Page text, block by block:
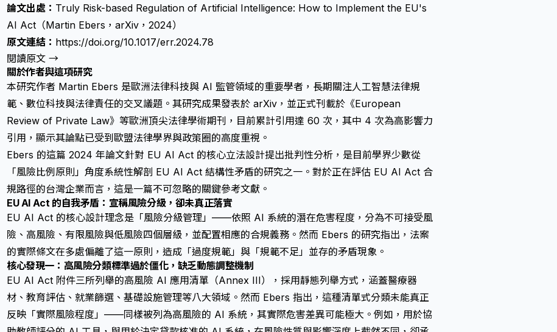
論文出處： Truly Risk-based Regulation of Artificial Intelligence: How to Implement the EU's
AI Act（Martin Ebers，arXiv，2024）
原文連結： https://doi.org/10.1017/err.2024.78
閱讀原文 →
關於作者與這項研究
本研究作者 Martin Ebers 是歐洲法律科技與 AI 監管領域的重要學者，長期關注人工智慧法律規
範、數位科技與法律責任的交叉議題。其研究成果發表於 arXiv，並正式刊載於《European
Review of Private Law》等歐洲頂尖法律學術期刊，目前累計引用達 60 次，其中 4 次為高影響力
引用，顯示其論點已受到歐盟法律學界與政策圈的高度重視。
Ebers 的這篇 2024 年論文針對 EU AI Act 的核心立法設計提出批判性分析，是目前學界少數從
「風險比例原則」角度系統性解剖 EU AI Act 結構性矛盾的研究之一。對於正在評估 EU AI Act 合
規路徑的台灣企業而言，這是一篇不可忽略的關鍵參考文獻。
EU AI Act 的自我矛盾：宣稱風險分級，卻未真正落實
EU AI Act 的核心設計理念是「風險分級管理」——依照 AI 系統的潛在危害程度，分為不可接受風
險、高風險、有限風險與低風險四個層級，並配置相應的合規義務。然而 Ebers 的研究指出，法案
的實際條文在多處偏離了這一原則，造成「過度規範」與「規範不足」並存的矛盾現象。
核心發現一：高風險分類標準過於僵化，缺乏動態調整機制
EU AI Act 附件三所列舉的高風險 AI 應用清單（Annex III），採用靜態列舉方式，涵蓋醫療器
材、教育評估、就業篩選、基礎設施管理等八大領域。然而 Ebers 指出，這種清單式分類未能真正
反映「實際風險程度」——同樣被列為高風險的 AI 系統，其實際危害差異可能極大。例如，用於協